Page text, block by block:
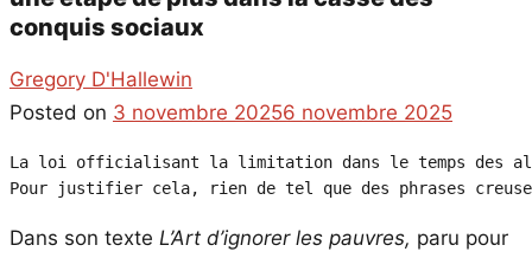
conquis sociaux
Gregory D'Hallewin
Posted on 3 novembre 20256 novembre 2025
La loi officialisant la limitation dans le temps des
Pour justifier cela, rien de tel que des phrases
Dans son texte L’Art d’ignorer les pauvres, paru pour